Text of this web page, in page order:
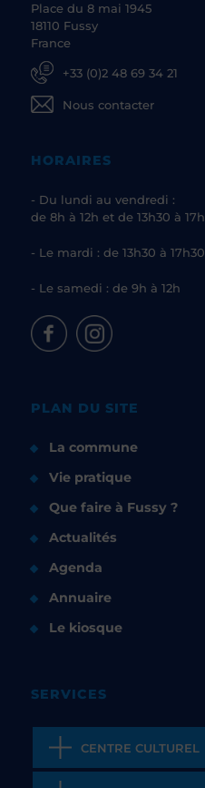
Place du 8 mai 1945
18110 Fussy
France
+33 (0)2 48 69 34 21
Nous contacter
HORAIRES
- Du lundi au vendredi :
de 8h à 12h et de 13h30 à
- Le mardi : de 13h30 à
- Le samedi : de 9h à 12h
PLAN DU SITE
La commune
Vie pratique
Que faire à Fussy ?
Actualités
Agenda
Annuaire
Le kiosque
SERVICES
CENTRE CULTUREL